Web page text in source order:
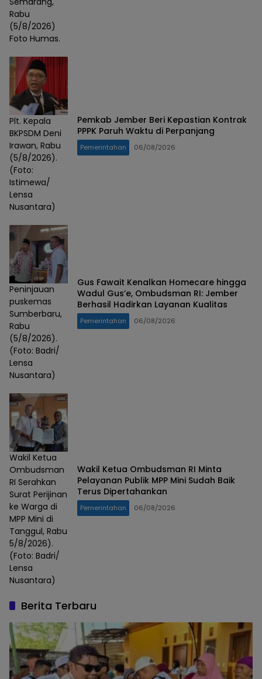
Rabu
(5/8/2026)
Foto Humas.
Plt. Kepala
BKPSDM Deni
Irawan, Rabu
(5/8/2026).
(Foto:
Istimewa/
Lensa
Nusantara)
Pemkab Jember Beri Kepastian Kontrak
PPPK Paruh Waktu di Perpanjang
Pemerintahan 06/08/2026
Peninjauan
puskemas
Sumberbaru,
Rabu
(5/8/2026).
(Foto: Badri/
Lensa
Nusantara)
Gus Fawait Kenalkan Homecare hingga
Wadul Gus’e, Ombudsman RI: Jember
Berhasil Hadirkan Layanan Kualitas
Pemerintahan 06/08/2026
Wakil Ketua
Ombudsman
RI Serahkan
Surat Perijinan
ke Warga di
MPP Mini di
Tanggul, Rabu
5/8/2026).
(Foto: Badri/
Lensa
Nusantara)
Wakil Ketua Ombudsman RI Minta
Pelayanan Publik MPP Mini Sudah Baik
Terus Dipertahankan
Pemerintahan 06/08/2026
Berita Terbaru